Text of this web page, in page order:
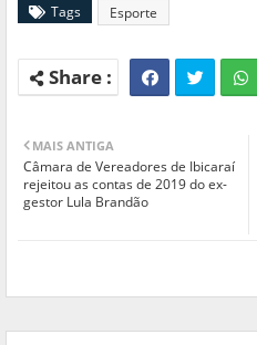
Tags Esporte
MAIS ANTIGA
Câmara de Vereadores de Ibicaraí
rejeitou as contas de 2019 do ex-
gestor Lula Brandão